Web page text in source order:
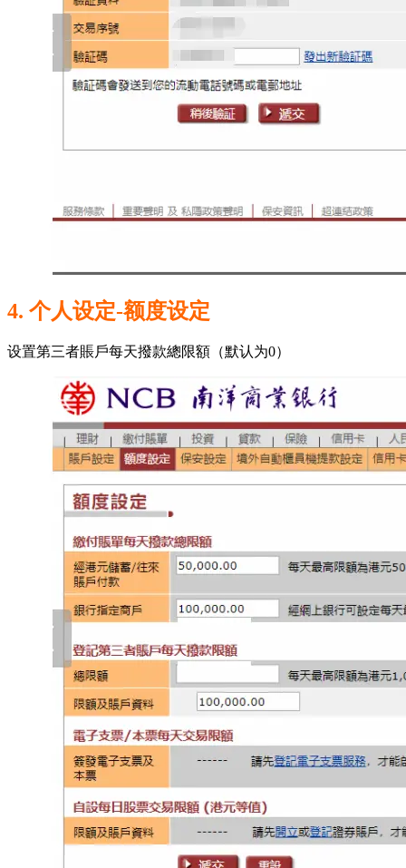
4. 个人设定-额度设定
设置第三者賬戶每天撥款總限額（默认为0）